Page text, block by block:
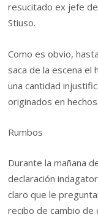
resucitado ex jefe
Stiuso.
Como es obvio,
saca de la escena el
una cantidad
originados en
Rumbos
Durante la mañana
declaración
claro que le
recibo de cambio de